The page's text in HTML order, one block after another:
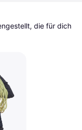
die für dich